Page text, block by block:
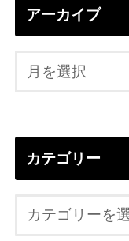
アーカイブ
カテゴリー